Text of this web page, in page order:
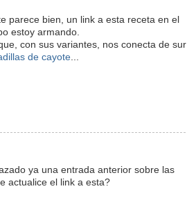
parece bien, un link a esta receta en el
estoy armando.
con sus variantes, nos conecta de sur
de cayote
ya una entrada anterior sobre las
actualice el link a esta?